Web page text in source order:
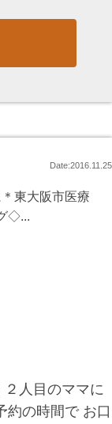
Date:2016.11.25
東大阪市医療
◇...
人目のママに
約の時間で お口